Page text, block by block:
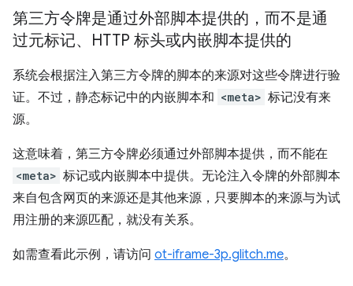
第三方令牌是通过外部脚本提供的，而不是通
过元标记、HTTP 标头或内嵌脚本提供的
系统会根据注入第三方令牌的脚本的来源对这些令牌进行验
证。不过，静态标记中的内嵌脚本和 <meta> 标记没有来
源。
这意味着，第三方令牌必须通过外部脚本提供，而不能在
<meta> 标记或内嵌脚本中提供。无论注入令牌的外部脚本
来自包含网页的来源还是其他来源，只要脚本的来源与为试
用注册的来源匹配，就没有关系。
如需查看此示例，请访问 ot-iframe-3p.glitch.me。